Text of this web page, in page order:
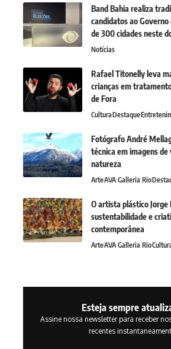
Band Bahia realiza
candidatos ao
de 300 cidades neste
Notícias
Rafael Titonelly leva
crianças em
de Fora
CulturaDestaque
Fotógrafo André
técnica em imagens
natureza
ArteAVA Galleria Rio
O artista plástico
sustentabilidade e
contemporânea
ArteAVA Galleria Rio
Esteja sempre
Assine nossa newsletter para receber
recentes